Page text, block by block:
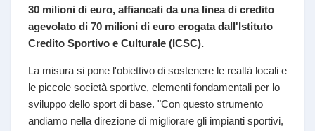
30 milioni di euro, affiancati da una linea di credito
agevolato di 70 milioni di euro erogata dall'Istituto
Credito Sportivo e Culturale (ICSC).
La misura si pone l'obiettivo di sostenere le realtà locali e
le piccole società sportive, elementi fondamentali per lo
sviluppo dello sport di base. "Con questo strumento
andiamo nella direzione di migliorare gli impianti sportivi,